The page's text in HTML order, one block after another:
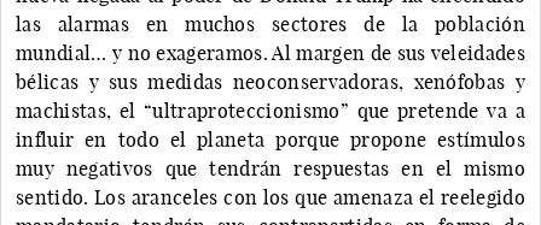
las alarmas en muchos sectores de la población
mundial… y no exageramos. Al margen de sus veleidades
bélicas y sus medidas neoconservadoras, xenófobas y
machistas, el “ultraproteccionismo” que pretende va a
influir en todo el planeta porque propone estímulos
muy negativos que tendrán respuestas en el mismo
sentido. Los aranceles con los que amenaza el reelegido